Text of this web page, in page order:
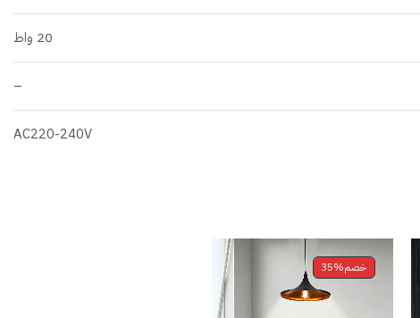
20 واط
–
AC220-240V
خصم35%